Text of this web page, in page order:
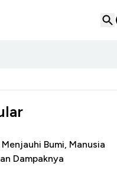
Bumi, Manusia
Dampaknya